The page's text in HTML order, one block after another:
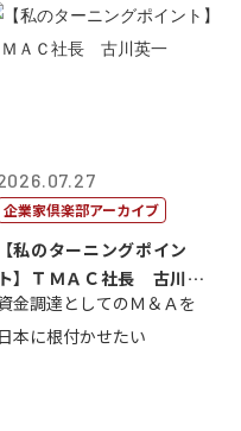
企業家倶楽部アーカイブ
【私のターニングポイン
ト】ＴＭＡＣ社長 古川英
金調達としてのＭ＆Ａを
日本に根付かせたい